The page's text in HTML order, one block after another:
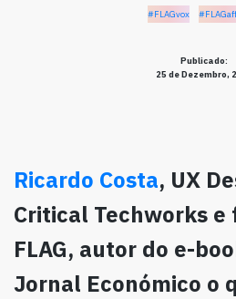
#FLAGvox
Publicado:
25 de Dezembro,
Ricardo Costa, UX
Critical Techworks
FLAG, autor do e-
Jornal Económico o